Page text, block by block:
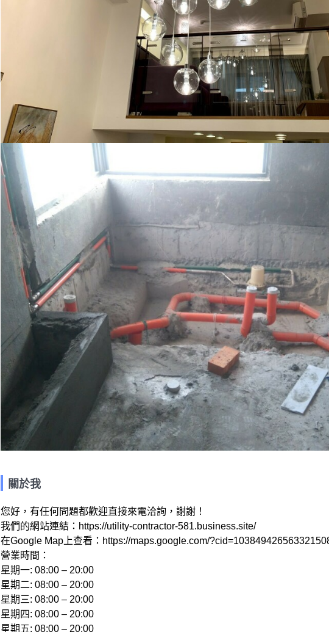
關於我
您好，有任何問題都歡迎直接來電洽詢，謝謝！
我們的網站連結：https://utility-contractor-581.business.site/
在Google Map上查看：https://maps.google.com/
營業時間：
星期一: 08:00 – 20:00
星期二: 08:00 – 20:00
星期三: 08:00 – 20:00
星期四: 08:00 – 20:00
星期五: 08:00 – 20:00